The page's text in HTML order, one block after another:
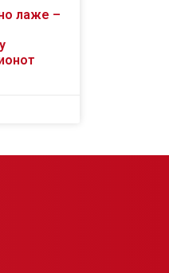
лаже –